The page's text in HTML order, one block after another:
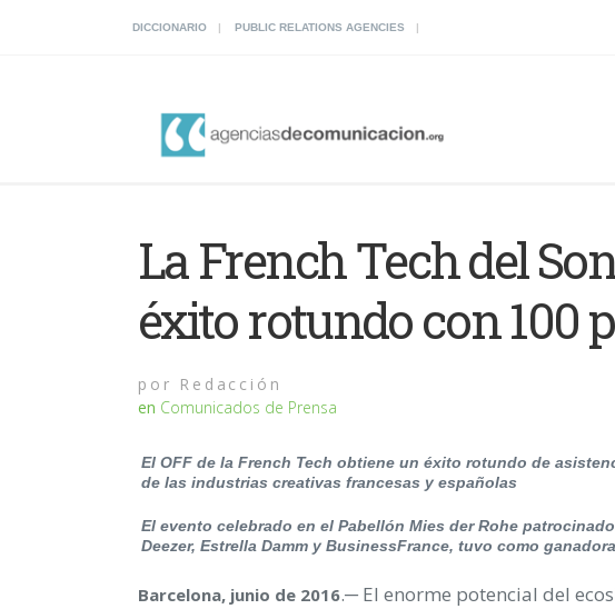
DICCIONARIO PUBLIC RELATIONS AGENCIES
La French Tech del
éxito rotundo con 100
por Redacción
en Comunicados de Prensa
El OFF de la French Tech obtiene un éxito rotundo de
de las industrias creativas francesas y españolas
El evento celebrado en el Pabellón Mies der Rohe
Deezer, Estrella Damm y BusinessFrance, tuvo como
Barcelona, junio de 2016.─ El enorme potencial del